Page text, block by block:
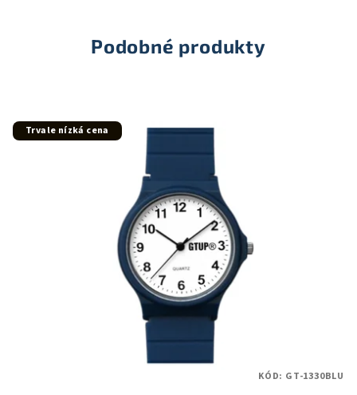
hvězdiček.
Podobné produkty
Trvale nízká cena
KÓD: GT-1330BLU